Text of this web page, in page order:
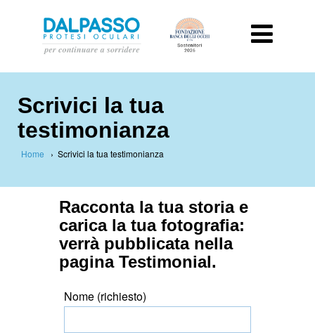
Scrivici la tua
testimonianza
Home › Scrivici la tua testimonianza
Racconta la tua storia e
carica la tua fotografia:
verrà pubblicata nella
pagina Testimonial.
Nome (richiesto)